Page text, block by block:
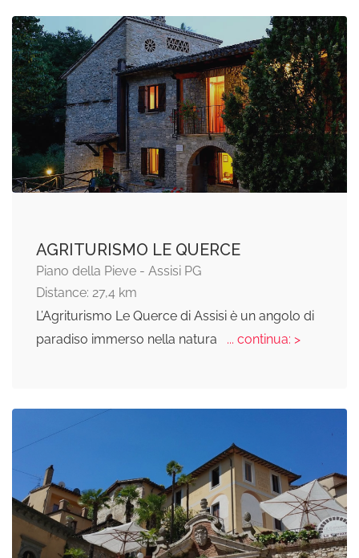
AGRITURISMO LE QUERCE
Piano della Pieve - Assisi PG
Distance: 27,4 km
L’Agriturismo Le Querce di Assisi è un angolo di
paradiso immerso nella natura
... continua: >